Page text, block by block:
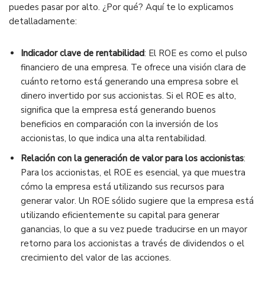
puedes pasar por alto. ¿Por qué? Aquí te lo explicamos
detalladamente:
Indicador clave de rentabilidad: El ROE es como el pulso
financiero de una empresa. Te ofrece una visión clara de
cuánto retorno está generando una empresa sobre el
dinero invertido por sus accionistas. Si el ROE es alto,
significa que la empresa está generando buenos
beneficios en comparación con la inversión de los
accionistas, lo que indica una alta rentabilidad.
Relación con la generación de valor para los accionistas:
Para los accionistas, el ROE es esencial, ya que muestra
cómo la empresa está utilizando sus recursos para
generar valor. Un ROE sólido sugiere que la empresa está
utilizando eficientemente su capital para generar
ganancias, lo que a su vez puede traducirse en un mayor
retorno para los accionistas a través de dividendos o el
crecimiento del valor de las acciones.